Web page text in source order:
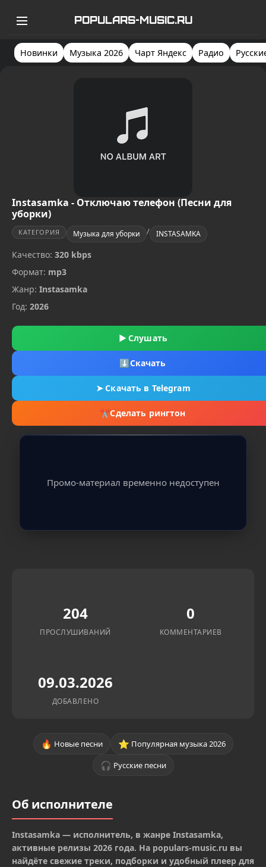
POPULARS-MUSIC.RU
Новинки Музыка 2026 Чарт Яндекс Радио
Instasamka - Отключаю телефон (Песни для
уборки)
КАТЕГОРИЯ Музыка для уборки / INSTASAMKA
Качество: 320 kbps
Формат: mp3
Жанр: Instasamka
Год: 2026
▶ Слушать
⬇Скачать
➤Скачать в Telegram
✂Сделать рингтон
Промо-материал временно недоступен
204
ПРОСЛУШИВАНИЙ
0
КОММЕНТАРИЕВ
09.03.2026
ДОБАВЛЕНО
🔥 Новые песни ⭐ Популярная музыка 2026
🎧 Русские песни
Об исполнителе
Instasamka — исполнитель, в жанре Instasamka,
активные релизы 2026 года. На populars-music.ru вы
найдёте свежие треки, подборки и удобный плеер для